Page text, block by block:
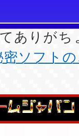
ありがち
密ソフト